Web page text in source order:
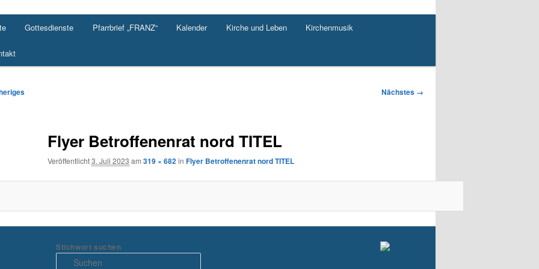
Gottesdienste Pfarrbrief „FRANZ“ Kalender Kirche und Leben Kirchenmusik
Nächstes →
Flyer Betroffenenrat nord TITEL
Veröffentlicht3. Juli 2023 am319 × 682inFlyer Betroffenenrat nord TITEL
Stichwort suchen